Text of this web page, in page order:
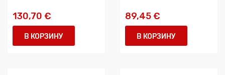
130,70 €
В КОРЗИНУ
89,45 €
В КОРЗИНУ